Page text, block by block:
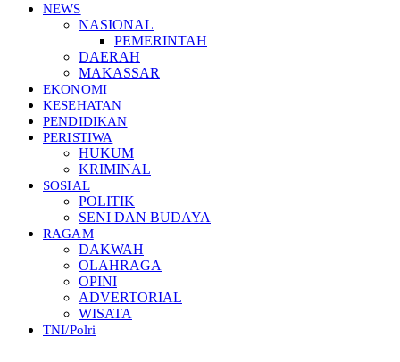
NEWS
NASIONAL
PEMERINTAH
DAERAH
MAKASSAR
EKONOMI
KESEHATAN
PENDIDIKAN
PERISTIWA
HUKUM
KRIMINAL
SOSIAL
POLITIK
SENI DAN BUDAYA
RAGAM
DAKWAH
OLAHRAGA
OPINI
ADVERTORIAL
WISATA
TNI/Polri